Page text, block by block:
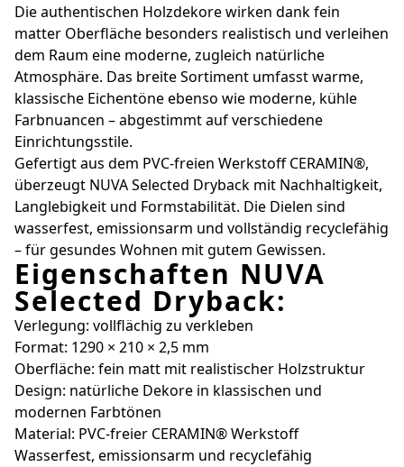
Die authentischen Holzdekore wirken dank fein
matter Oberfläche besonders realistisch und verleihen
dem Raum eine moderne, zugleich natürliche
Atmosphäre. Das breite Sortiment umfasst warme,
klassische Eichentöne ebenso wie moderne, kühle
Farbnuancen – abgestimmt auf verschiedene
Einrichtungsstile.
Gefertigt aus dem PVC-freien Werkstoff CERAMIN®,
überzeugt NUVA Selected Dryback mit Nachhaltigkeit,
Langlebigkeit und Formstabilität. Die Dielen sind
wasserfest, emissionsarm und vollständig recyclefähig
– für gesundes Wohnen mit gutem Gewissen.
Eigenschaften NUVA
Selected Dryback:
Verlegung: vollflächig zu verkleben
Format: 1290 × 210 × 2,5 mm
Oberfläche: fein matt mit realistischer Holzstruktur
Design: natürliche Dekore in klassischen und
modernen Farbtönen
Material: PVC-freier CERAMIN® Werkstoff
Wasserfest, emissionsarm und recyclefähig